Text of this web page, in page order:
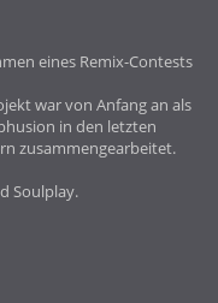
eines Remix-Contests
war von Anfang an als
in den letzten
zusammengearbeitet.
Soulplay.